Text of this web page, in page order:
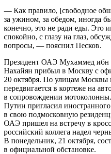
— Как правило, [свободное
за ужином, за обедом, иногда
конечно, это не ради еды. Это
спокойно, с глазу на глаз,
вопросы, — пояснил Песков.
Президент ОАЭ Мухаммед ибн
Нахайян прибыл в Москву с
20 октября. По улицам Москвы
передвигается в кортеже на
в сопровождении
Путин пригласил
в свою подмосковную
ОАЭ пришел на встречу в
российский коллега надел
В понедельник, 21 октября,
в официальной обстановке.